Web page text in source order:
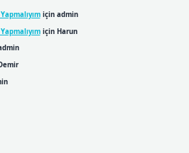
için admin
için Harun